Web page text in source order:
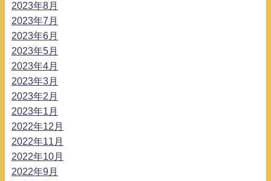
2023年8月
2023年7月
2023年6月
2023年5月
2023年4月
2023年3月
2023年2月
2023年1月
2022年12月
2022年11月
2022年10月
2022年9月